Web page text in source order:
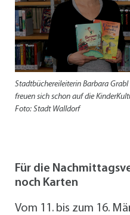
Stadtbüchereileiterin Barbara
freuen sich schon auf die
Foto: Stadt Walldorf
Für die
noch Karten
Vom 11. bis zum 16.